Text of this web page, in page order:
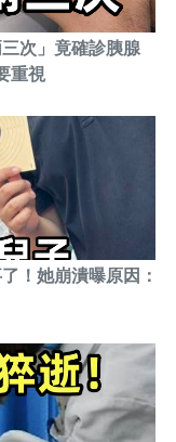
次」竟確診胰腺
重視
！她崩潰曝原因：